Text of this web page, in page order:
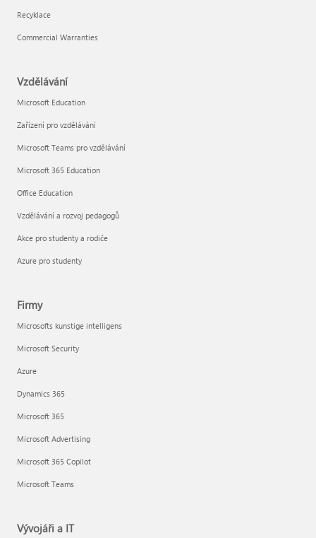
Recyklace
Commercial Warranties
Vzdělávání
Microsoft Education
Zařízení pro vzdělávání
Microsoft Teams pro vzdělávání
Microsoft 365 Education
Office Education
Vzdělávání a rozvoj pedagogů
Akce pro studenty a rodiče
Azure pro studenty
Firmy
Microsofts kunstige intelligens
Microsoft Security
Azure
Dynamics 365
Microsoft 365
Microsoft Advertising
Microsoft 365 Copilot
Microsoft Teams
Vývojáři a IT